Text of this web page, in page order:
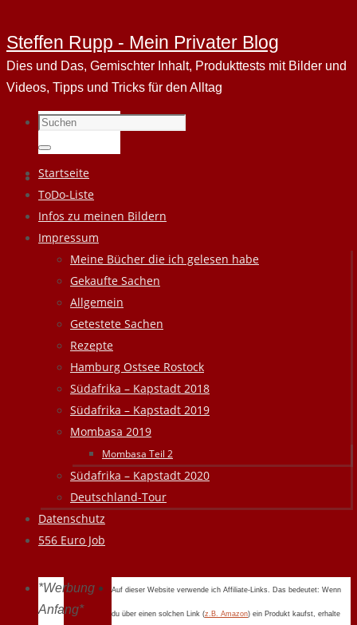
Steffen Rupp - Mein Privater Blog
Dies und Das, Gemischter Inhalt, Produkttests mit Bilder und
Videos, Tipps und Tricks für den Alltag
Suchen
nach:
Suchen
Zum
Inhalt
springen
Startseite
ToDo-Liste
Infos zu meinen Bildern
Impressum
Meine Bücher die ich gelesen habe
Gekaufte Sachen
Allgemein
Getestete Sachen
Rezepte
Hamburg Ostsee Rostock
Südafrika – Kapstadt 2018
Südafrika – Kapstadt 2019
Mombasa 2019
Mombasa Teil 2
Südafrika – Kapstadt 2020
Deutschland-Tour
Datenschutz
556 Euro Job
*Werbung
Anfang*
Auf dieser Website verwende ich Affiliate-Links. Das bedeutet: Wenn
du über einen solchen Link (z.B. Amazon) ein Produkt kaufst, erhalte